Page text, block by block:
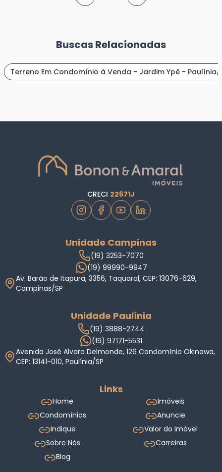
Buscas Relacionadas
Terreno Em Condomínio à Venda - Jardim Ypê - Paulínia/
CRECI 22671J
Unidade Campinas
(19) 3253-7070
(19) 99990-9947
Av. Barão de Itapura, 3356, Taquaral, CEP: 13076-629,
Campinas/SP
Unidade Paulínia
(19) 3888-2744
(19) 97171-5531
Avenida José Alvaro Delmonde, 126 Condomínio Okinawa,
CEP: 13141-010, Paulínia/SP
Links
Home
Imóveis
Condomínios
Anuncie
Indique
Valor do Imóvel
Sobre Nós
Carreiras
Blog